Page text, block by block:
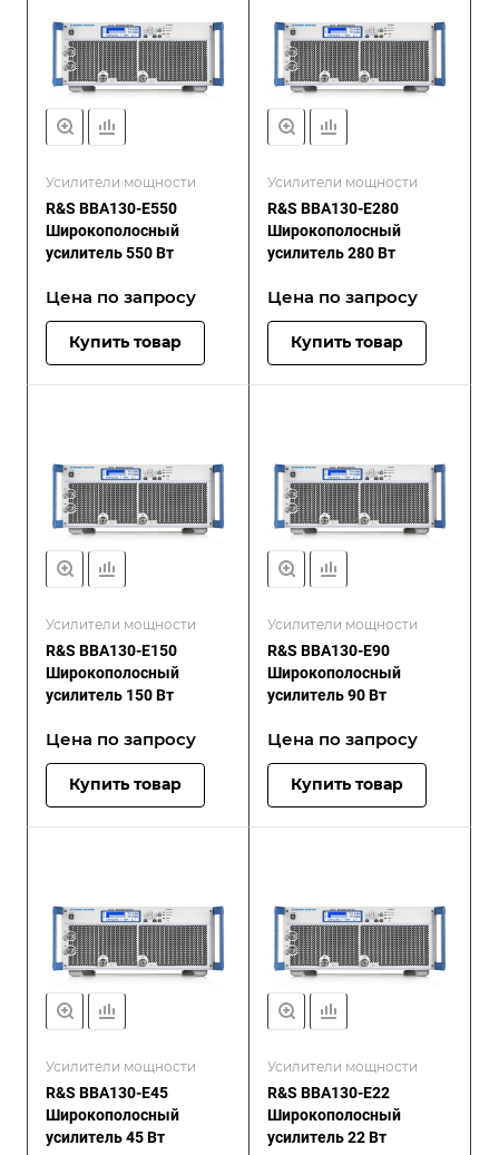
Усилители мощности
R&S BBA130-E550
Широкополосный
усилитель 550 Вт
Цена по запросу
Купить товар
Усилители мощности
R&S BBA130-E280
Широкополосный
усилитель 280 Вт
Цена по запросу
Купить товар
Усилители мощности
R&S BBA130-E150
Широкополосный
усилитель 150 Вт
Цена по запросу
Купить товар
Усилители мощности
R&S BBA130-E90
Широкополосный
усилитель 90 Вт
Цена по запросу
Купить товар
Усилители мощности
R&S BBA130-E45
Широкополосный
усилитель 45 Вт
Усилители мощности
R&S BBA130-E22
Широкополосный
усилитель 22 Вт